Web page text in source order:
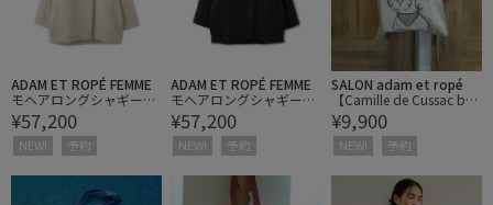
ADAM ET ROPÉ FEMME
モヘアロングシャギーハ
ーフコート
¥57,200
NEW! 予約
ADAM ET ROPÉ FEMME
モヘアロングシャギーハ
ーフコート
¥57,200
NEW! 予約
SALON adam et ropé
【Camille de Cussac by
SALON】アートリネント
ートバッグ/ A4対応
¥9,900
NEW! 予約